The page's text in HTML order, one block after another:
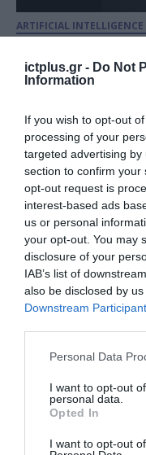
ictplus.gr - Do Not
Information
If you wish to opt-out
processing of your
targeted advertising
section to confirm your
opt-out request is
interest-based ads
us or personal
your opt-out. You may
disclosure of your
IAB’s list of
also be disclosed by
Downstream
Please note that this
not limited to your visit
grant or deny consent
use your data for
consent section.
Personal Data
I want to opt-out
personal data.
Opted In
I want to opt-out
ARTIFICIAL
είσοδο
20.07.2023
Διαθέσιμες
κινητά οι
και Edge
22.02.2023